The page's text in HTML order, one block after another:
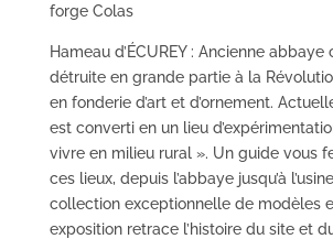
forge Colas
Hameau d’ÉCUREY : Ancienne abbaye
détruite en grande partie à la
en fonderie d’art et d’ornement.
est converti en un lieu
vivre en milieu rural ». Un guide vous
ces lieux, depuis l’abbaye jusqu’à
collection exceptionnelle de modèles
exposition retrace l’histoire du site et